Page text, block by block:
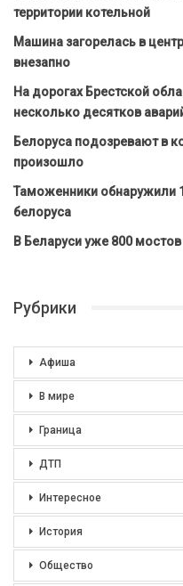
территории котельной
Машина загорелась в
внезапно
На дорогах Брестской
несколько десятков
Белоруса подозревают в
произошло
Таможенники обнаружили
белоруса
В Беларуси уже 800
Рубрики
Афиша
В мире
Граница
ДТП
Интересное
История
Общество